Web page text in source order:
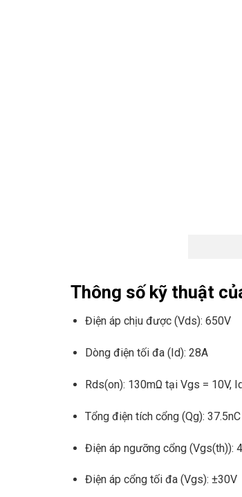
Thông số kỹ thuật
Điện áp chịu được (Vds): 650V
Dòng điện tối đa (Id): 28A
Rds(on): 130mΩ tại Vgs = 10V,
Tổng điện tích cổng (Qg): 37.5nC
Điện áp ngưỡng cổng (Vgs(th)):
Điện áp cổng tối đa (Vgs): ±30V